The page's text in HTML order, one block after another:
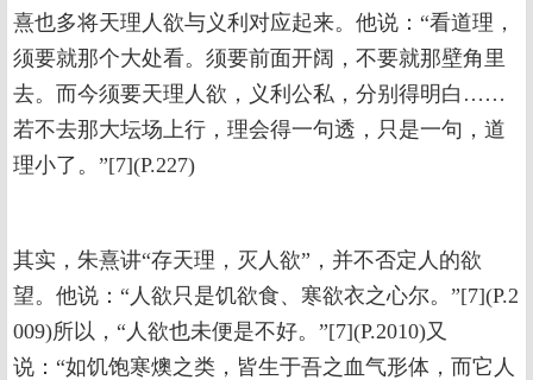
熹也多将天理人欲与义利对应起来。他说：“看道理，
须要就那个大处看。须要前面开阔，不要就那壁角里
去。而今须要天理人欲，义利公私，分别得明白……
若不去那大坛场上行，理会得一句透，只是一句，道
理小了。”[7](P.227)
其实，朱熹讲“存天理，灭人欲”，并不否定人的欲
望。他说：“人欲只是饥欲食、寒欲衣之心尔。”[7](P.2
009)所以，“人欲也未便是不好。”[7](P.2010)又
说：“如饥饱寒燠之类，皆生于吾之血气形体，而它人